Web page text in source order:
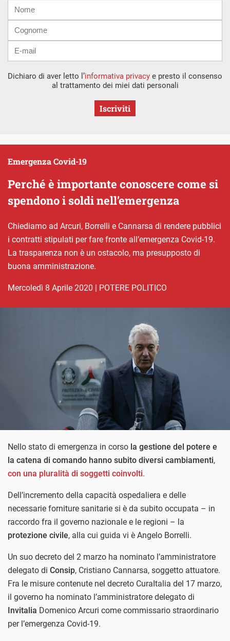
mail
Dichiaro di aver letto l’informativa privacy e presto il consenso
al trattamento dei miei dati personali
Iscriviti
Perché è importante conoscere come si
spendono i soldi nell’emergenza
Emergenza Covid-19
Chiediamo ad Arcuri, Borrelli e Cannarsa di rendere pubblici
i contratti stipulati per fare fronte all’emergenza Covid-19.
La trasparenza non è un ostacolo, ma presupposto di
buona amministrazione.
mercoledì 8 Aprile 2020 | POTERE POLITICO
Nello stato di emergenza in corso la gestione del potere e
la catena di comando hanno subito diversi cambiamenti,
con una pluralità di soggetti coinvolti.
Dell’incremento della capacità ospedaliera e delle
necessarie forniture sanitarie si è da subito occupata – in
raccordo fra il governo nazionale e le regioni – la
protezione civile, alla cui guida vi è Angelo Borrelli.
Un suo decreto del 2 marzo ha nominato l’amministratore
delegato di Consip, Cristiano Cannarsa, soggetto attuatore.
Fra le misure contenute nel decreto CuraItalia del 17 marzo,
il governo ha nominato l’amministratore delegato di
Invitalia Domenico Arcuri come commissario straordinario
per l’emergenza Covid-19.